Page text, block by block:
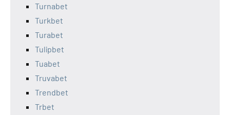
Turnabet
Turkbet
Turabet
Tulipbet
Tuabet
Truvabet
Trendbet
Trbet